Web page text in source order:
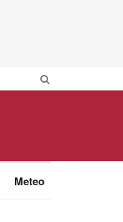
Meteo